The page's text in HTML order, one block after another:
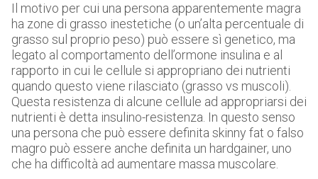
Il motivo per cui una persona apparentemente magra
ha zone di grasso inestetiche (o un’alta percentuale di
grasso sul proprio peso) può essere sì genetico, ma
legato al comportamento dell’ormone insulina e al
rapporto in cui le cellule si appropriano dei nutrienti
quando questo viene rilasciato (grasso vs muscoli).
Questa resistenza di alcune cellule ad appropriarsi dei
nutrienti è detta insulino-resistenza. In questo senso
una persona che può essere definita skinny fat o falso
magro può essere anche definita un hardgainer, uno
che ha difficoltà ad aumentare massa muscolare.